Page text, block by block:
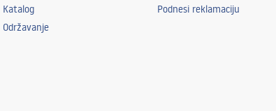
Katalog
Održavanje
Podnesi reklamaciju